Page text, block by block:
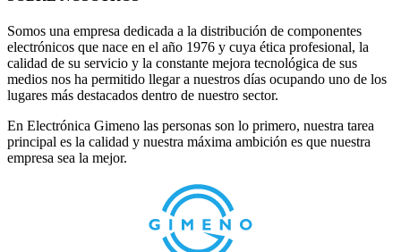
Somos una empresa dedicada a la distribución de componentes
electrónicos que nace en el año 1976 y cuya ética profesional, la
calidad de su servicio y la constante mejora tecnológica de sus
medios nos ha permitido llegar a nuestros días ocupando uno de los
lugares más destacados dentro de nuestro sector.
En Electrónica Gimeno las personas son lo primero, nuestra tarea
principal es la calidad y nuestra máxima ambición es que nuestra
empresa sea la mejor.